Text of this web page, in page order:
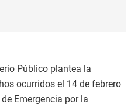
Público plantea la
ocurridos el 14 de febrero
Emergencia por la